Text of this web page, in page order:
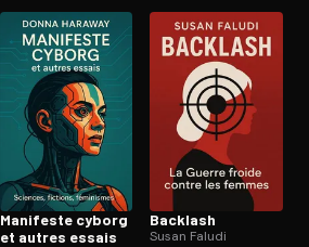
Manifeste cyborg
et autres essais
Backlash
Susan Faludi